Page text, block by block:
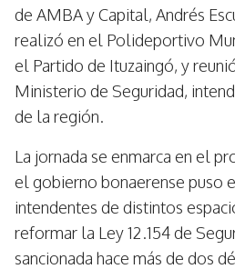
de AMBA y Capital, Andrés
realizó en el Polideportivo
el Partido de Ituzaingó, y
Ministerio de Seguridad,
de la región.
La jornada se enmarca en el
el gobierno bonaerense puso
intendentes de distintos
reformar la Ley 12.154 de
sancionada hace más de dos